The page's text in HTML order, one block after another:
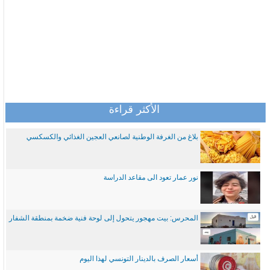
الأكثر قراءة
بلاغ من الغرفة الوطنية لصانعي العجين الغذائي والكسكسي
نور عمار تعود الى مقاعد الدراسة
المحرس: بيت مهجور يتحول إلى لوحة فنية ضخمة بمنطقة الشفار
أسعار الصرف بالدينار التونسي لهذا اليوم